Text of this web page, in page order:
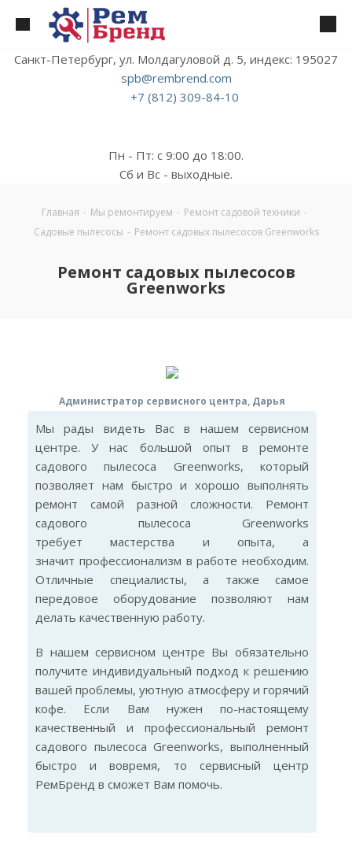
Санкт-Петербург, ул. Молдагуловой д. 5, индекс: 195027
spb@rembrend.com
+7 (812) 309-84-10
Пн - Пт: с 9:00 до 18:00.
Сб и Вс - выходные.
Главная - Мы ремонтируем - Ремонт садовой техники -
Садовые пылесосы - Ремонт садовых пылесосов Greenworks
Ремонт садовых пылесосов
Greenworks
Администратор сервисного центра, Дарья
Мы рады видеть Вас в нашем сервисном
центре. У нас большой опыт в ремонте
садового пылесоса Greenworks, который
позволяет нам быстро и хорошо выполнять
ремонт самой разной сложности. Ремонт
садового пылесоса Greenworks
требует мастерства и опыта, а
значит профессионализм в работе необходим.
Отличные специалисты, а также самое
передовое оборудование позволяют нам
делать качественную работу.
В нашем сервисном центре Вы обязательно
получите индивидуальный подход к решению
вашей проблемы, уютную атмосферу и горячий
кофе. Если Вам нужен по-настоящему
качественный и профессиональный ремонт
садового пылесоса Greenworks, выполненный
быстро и вовремя, то сервисный центр
РемБренд в сможет Вам помочь.